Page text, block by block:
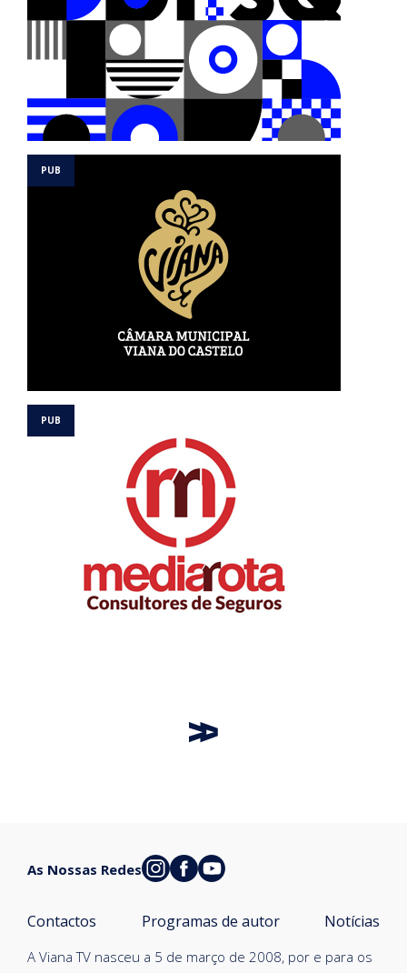
A Viana TV nasceu a 5 de março de 2008, por e para os
Contactos Programas de autor Notícias
As Nossas Redes